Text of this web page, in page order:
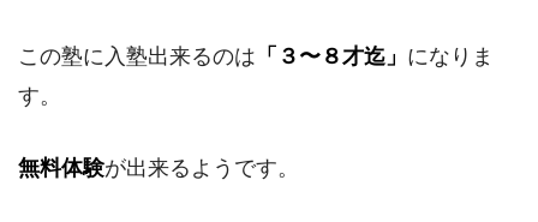
この塾に入塾出来るのは 「３〜８才迄」 になりま
す。
無料体験が出来るようです。